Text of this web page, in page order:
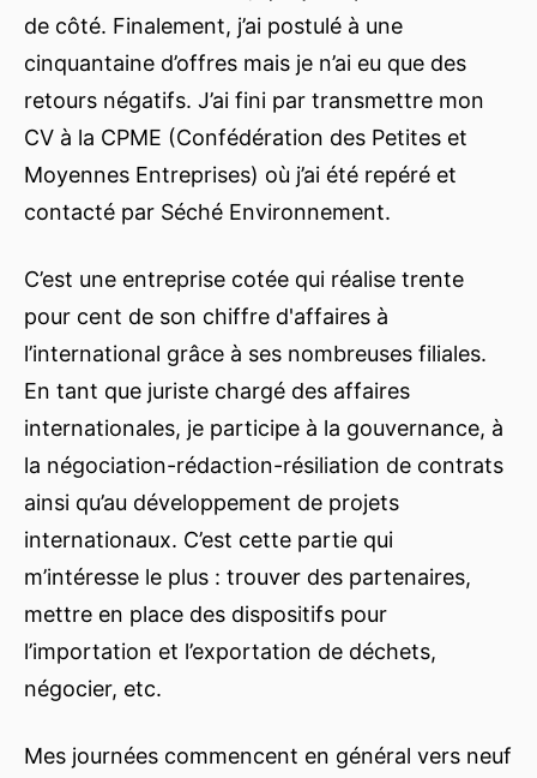
de côté. Finalement, j’ai postulé à une
cinquantaine d’offres mais je n’ai eu que des
retours négatifs. J’ai fini par transmettre mon
CV à la CPME (Confédération des Petites et
Moyennes Entreprises) où j’ai été repéré et
contacté par Séché Environnement.
C’est une entreprise cotée qui réalise trente
pour cent de son chiffre d'affaires à
l’international grâce à ses nombreuses filiales.
En tant que juriste chargé des affaires
internationales, je participe à la gouvernance, à
la négociation-rédaction-résiliation de contrats
ainsi qu’au développement de projets
internationaux. C’est cette partie qui
m’intéresse le plus : trouver des partenaires,
mettre en place des dispositifs pour
l’importation et l’exportation de déchets,
négocier, etc.
Mes journées commencent en général vers neuf